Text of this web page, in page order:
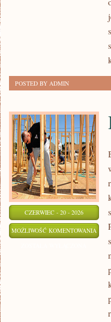
POSTED BY ADMIN
CZERWIEC - 20 - 2026
MOŻLIWOŚĆ KOMENTOWANIA
SAM